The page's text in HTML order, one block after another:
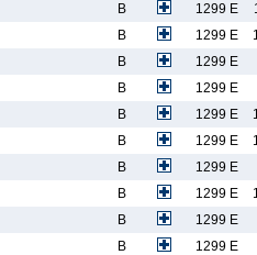
B 1299 E
B 1299 E
B
1299 E
B
1299 E
B 1299 E
B 1299 E
B
1299 E
B 1299 E
B
1299 E
B
1299 E